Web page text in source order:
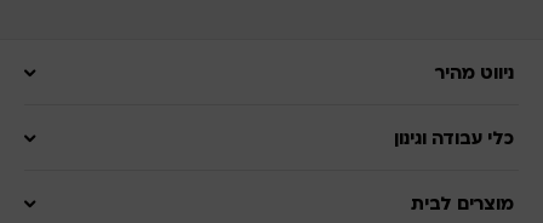
ניווט מהיר
כלי עבודה וגינון
מוצרים לבית